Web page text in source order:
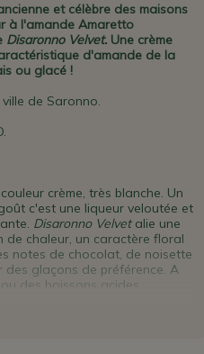
et célèbre des maisons
à l'amande Amaretto
Disaronno Velvet. Une crème
d'amande de la
ou glacé !
de Saronno.
crème, très blanche. Un
c'est une liqueur veloutée et
Disaronno Velvetalie une
de chaleur, un caractère floral
notes de chocolat, de noisette
des glaçons de préférence. A
des boissons acides.
l'ouverture.